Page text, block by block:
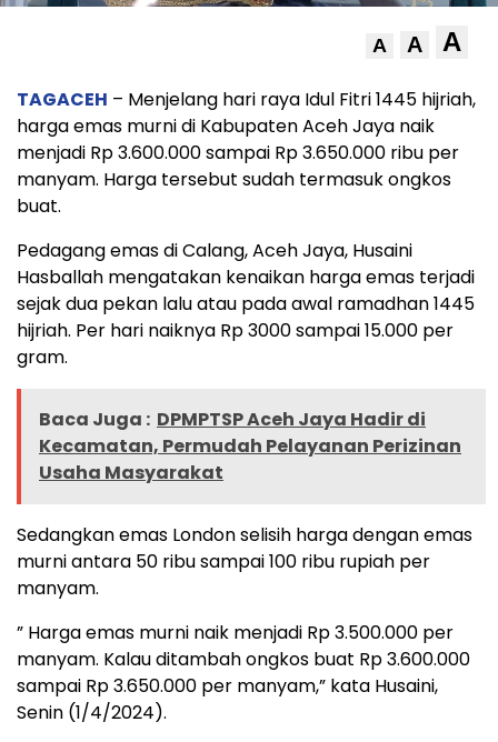
A A A
TAGACEH – Menjelang hari raya Idul Fitri 1445 hijriah,
harga emas murni di Kabupaten Aceh Jaya naik
menjadi Rp 3.600.000 sampai Rp 3.650.000 ribu per
manyam. Harga tersebut sudah termasuk ongkos
buat.
Pedagang emas di Calang, Aceh Jaya, Husaini
Hasballah mengatakan kenaikan harga emas terjadi
sejak dua pekan lalu atau pada awal ramadhan 1445
hijriah. Per hari naiknya Rp 3000 sampai 15.000 per
gram.
Baca Juga : DPMPTSP Aceh Jaya Hadir di
Kecamatan, Permudah Pelayanan Perizinan
Usaha Masyarakat
Sedangkan emas London selisih harga dengan emas
murni antara 50 ribu sampai 100 ribu rupiah per
manyam.
” Harga emas murni naik menjadi Rp 3.500.000 per
manyam. Kalau ditambah ongkos buat Rp 3.600.000
sampai Rp 3.650.000 per manyam,” kata Husaini,
Senin (1/4/2024).